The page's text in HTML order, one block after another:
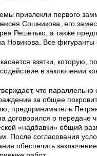
привлекли первого
Сошникова, его
Решетько, а также
Новикова. Все фигуранты
взятки, которую,
в заключении
что
за общее
предприниматель
договорился о передаче
«надбавки» общий
После согласования
обеспечить